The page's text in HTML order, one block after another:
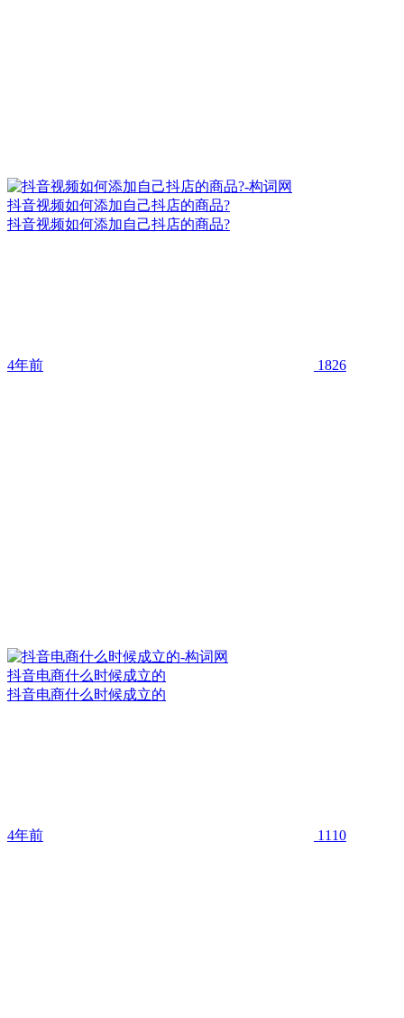
抖音视频如何添加自己抖店的商品?
抖音视频如何添加自己抖店的商品?
4年前 1826
抖音电商什么时候成立的
抖音电商什么时候成立的
4年前 1110